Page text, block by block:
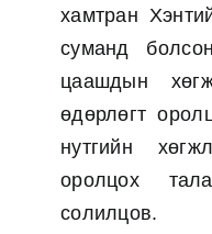
хамтран
суманд
цаашдын
өдөрлөгт
нутгийн
оролцох
солилцов.